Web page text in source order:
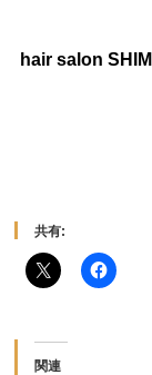
hair salon
共有:
関連